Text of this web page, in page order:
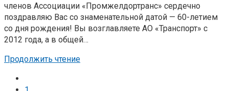
членов Ассоциации «Промжелдортранс» сердечно
поздравляю Вас со знаменательной датой — 60-летием
со дня рождения! Вы возглавляете АО «Транспорт» с
2012 года, а в общей…
Продолжить чтение